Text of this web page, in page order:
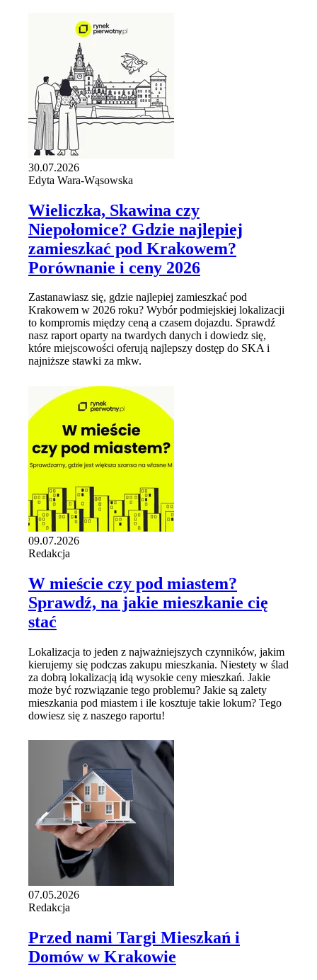
30.07.2026
Edyta Wara-Wąsowska
Wieliczka, Skawina czy
Niepołomice? Gdzie najlepiej
zamieszkać pod Krakowem?
Porównanie i ceny 2026
Zastanawiasz się, gdzie najlepiej zamieszkać pod
Krakowem w 2026 roku? Wybór podmiejskiej lokalizacji
to kompromis między ceną a czasem dojazdu. Sprawdź
nasz raport oparty na twardych danych i dowiedz się,
które miejscowości oferują najlepszy dostęp do SKA i
najniższe stawki za mkw.
09.07.2026
Redakcja
W mieście czy pod miastem?
Sprawdź, na jakie mieszkanie cię
stać
Lokalizacja to jeden z najważniejszych czynników, jakim
kierujemy się podczas zakupu mieszkania. Niestety w ślad
za dobrą lokalizacją idą wysokie ceny mieszkań. Jakie
może być rozwiązanie tego problemu? Jakie są zalety
mieszkania pod miastem i ile kosztuje takie lokum? Tego
dowiesz się z naszego raportu!
07.05.2026
Redakcja
Przed nami Targi Mieszkań i
Domów w Krakowie